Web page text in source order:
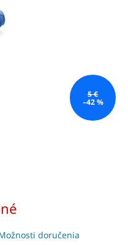
5 €
–42 %
doručenia